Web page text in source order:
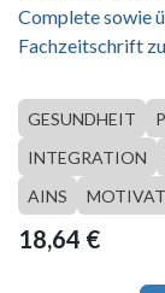
Complete sowie
Fachzeitschrift
GESUNDHEIT
INTEGRATION
AINS
18,64 €